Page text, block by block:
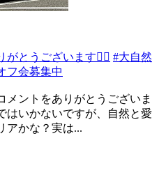
とうございます🙇‍♂️ #大自然
フ会募集中
メントをありがとうございま
はいかないですが、自然と愛
アかな？実は...